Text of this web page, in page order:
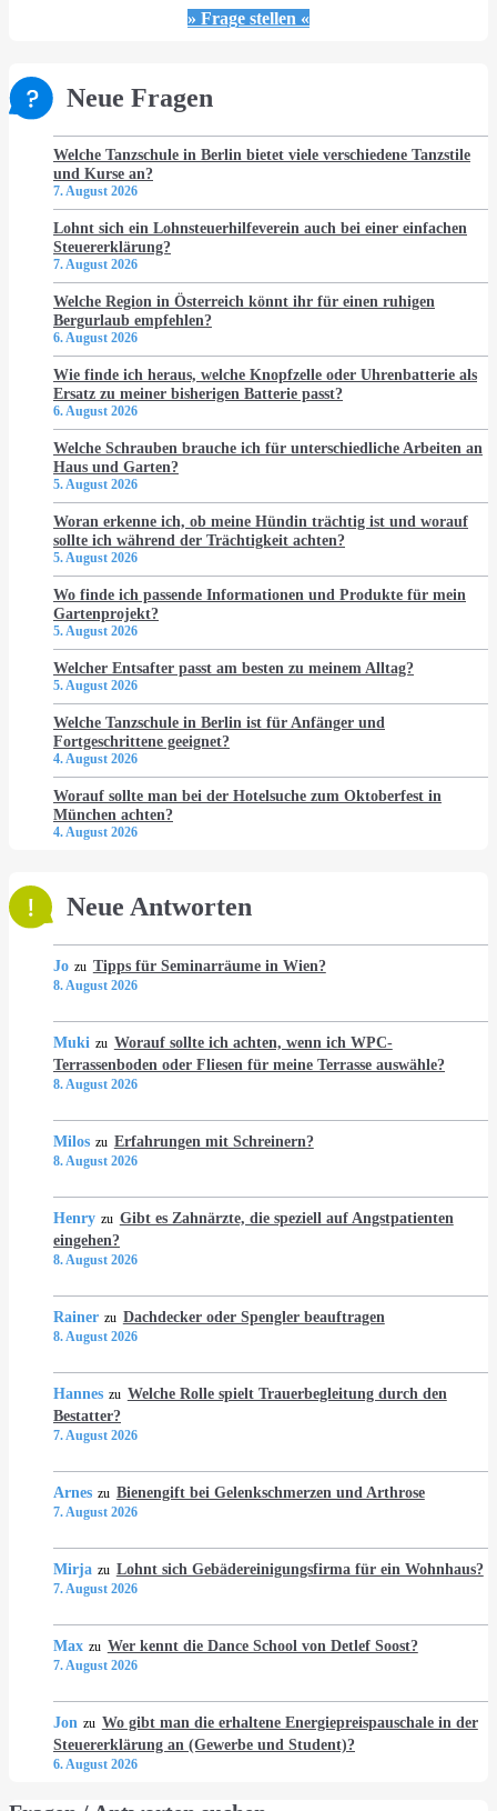
» Frage stellen «
Neue Fragen
Welche Tanzschule in Berlin bietet viele verschiedene Tanzstile
und Kurse an?
7. August 2026
Lohnt sich ein Lohnsteuerhilfeverein auch bei einer einfachen
Steuererklärung?
7. August 2026
Welche Region in Österreich könnt ihr für einen ruhigen
Bergurlaub empfehlen?
6. August 2026
Wie finde ich heraus, welche Knopfzelle oder Uhrenbatterie als
Ersatz zu meiner bisherigen Batterie passt?
6. August 2026
Welche Schrauben brauche ich für unterschiedliche Arbeiten an
Haus und Garten?
5. August 2026
Woran erkenne ich, ob meine Hündin trächtig ist und worauf
sollte ich während der Trächtigkeit achten?
5. August 2026
Wo finde ich passende Informationen und Produkte für mein
Gartenprojekt?
5. August 2026
Welcher Entsafter passt am besten zu meinem Alltag?
5. August 2026
Welche Tanzschule in Berlin ist für Anfänger und
Fortgeschrittene geeignet?
4. August 2026
Worauf sollte man bei der Hotelsuche zum Oktoberfest in
München achten?
4. August 2026
Neue Antworten
Jo zu Tipps für Seminarräume in Wien?
8. August 2026
Muki zu Worauf sollte ich achten, wenn ich WPC-
Terrassenboden oder Fliesen für meine Terrasse auswähle?
8. August 2026
Milos zu Erfahrungen mit Schreinern?
8. August 2026
Henry zu Gibt es Zahnärzte, die speziell auf Angstpatienten
eingehen?
8. August 2026
Rainer zu Dachdecker oder Spengler beauftragen
8. August 2026
Hannes zu Welche Rolle spielt Trauerbegleitung durch den
Bestatter?
7. August 2026
Arnes zu Bienengift bei Gelenkschmerzen und Arthrose
7. August 2026
Mirja zu Lohnt sich Gebädereinigungsfirma für ein Wohnhaus?
7. August 2026
Max zu Wer kennt die Dance School von Detlef Soost?
7. August 2026
Jon zu Wo gibt man die erhaltene Energiepreispauschale in der
Steuererklärung an (Gewerbe und Student)?
6. August 2026